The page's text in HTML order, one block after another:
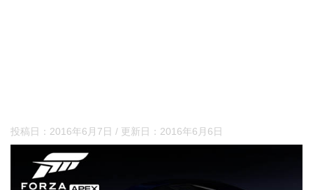
投稿日： 2016年6月7日 / 更新日： 2016年6月6日